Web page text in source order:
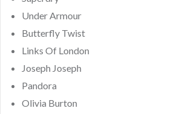
Under Armour
Butterfly Twist
Links Of London
Joseph Joseph
Pandora
Olivia Burton